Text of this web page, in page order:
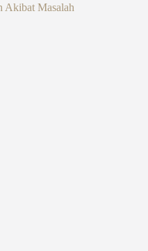
Akibat Masalah